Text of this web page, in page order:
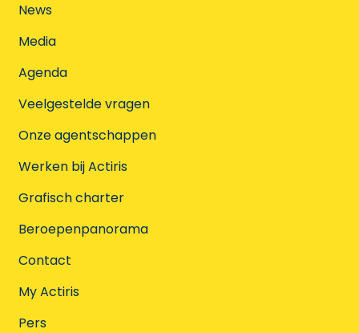
News
Media
Agenda
Veelgestelde vragen
Onze agentschappen
Werken bij Actiris
Grafisch charter
Beroepenpanorama
Contact
My Actiris
Pers